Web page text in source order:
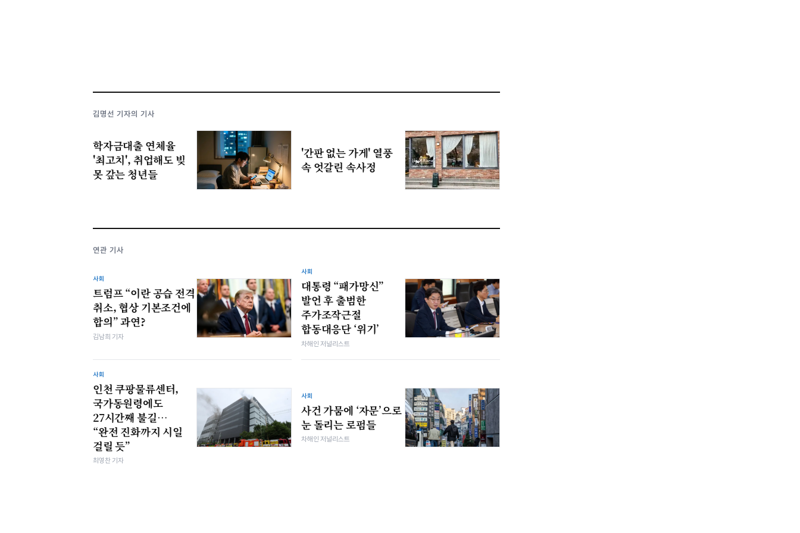
김명선 기자의 기사
학자금대출 연체율
'최고치', 취업해도 빚
못 갚는 청년들
'간판 없는 가게' 열풍
속 엇갈린 속사정
연관 기사
사회
트럼프 “이란 공습 전격
취소, 협상 기본조건에
합의” 과연?
김남희 기자
사회
대통령 “패가망신”
발언 후 출범한
주가조작근절
합동대응단 ‘위기’
차해인 저널리스트
사회
인천 쿠팡물류센터,
국가동원령에도
27시간째 불길…
“완전 진화까지 시일
걸릴 듯”
최영찬 기자
사회
사건 가뭄에 ‘자문’으로
눈 돌리는 로펌들
차해인 저널리스트